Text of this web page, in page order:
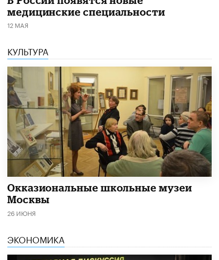
медицинские специальности
12 МАЯ
КУЛЬТУРА
​Окказиональные школьные музеи
Москвы
26 ИЮНЯ
ЭКОНОМИКА